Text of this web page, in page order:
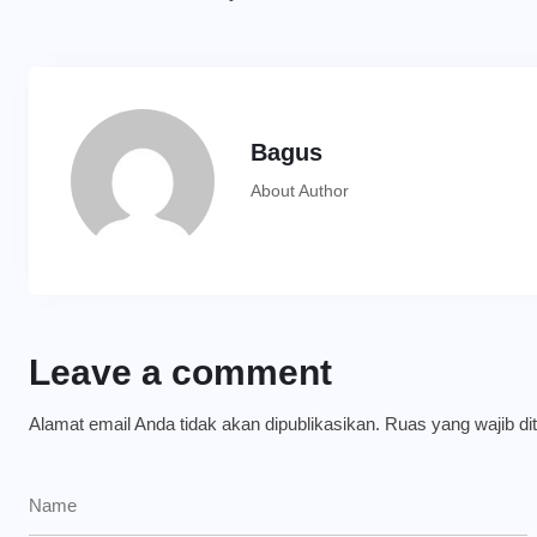
Bagus
About Author
Leave a comment
Alamat email Anda tidak akan dipublikasikan. Ruas yang wajib